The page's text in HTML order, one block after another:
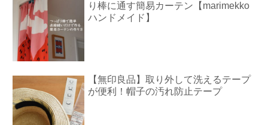
り棒に通す簡易カーテン【marimekko
ハンドメイド】
【無印良品】取り外して洗えるテープ
が便利！帽子の汚れ防止テープ